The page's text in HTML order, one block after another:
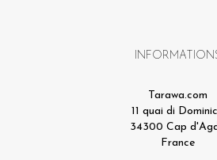
Tarawa.com
11 quai di
34300 Cap
France